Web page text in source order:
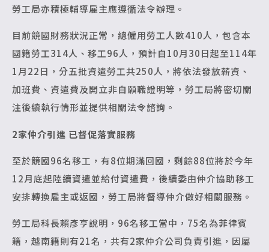
勞工局亦積極輔導雇主應遵循法令辦理。
目前競國財務狀況正常，總僱用勞工人數410人，包含本
國籍勞工314人、移工96人，預計自10月30日起至114年
1月22日，分五批資遣勞工共250人，將依法發放薪資、
加班費、資遣費及開立非自願職證明等，勞工局將密切關
注後續執行情形並提供相關法令諮詢。
2家仲介引進 已督促落實服務
至於競國96名移工，有8位期滿回國，剩餘88位將於今年
12月底起陸續資遣並給付資遣費，後續委由仲介協助移工
安排轉換雇主或返國，勞工局將督導仲介做好相關服務。
勞工局科長賴彥亨說明，96名移工當中，75名為菲律賓
籍，越南籍則有21名，共有2家仲介公司負責引進，因屬